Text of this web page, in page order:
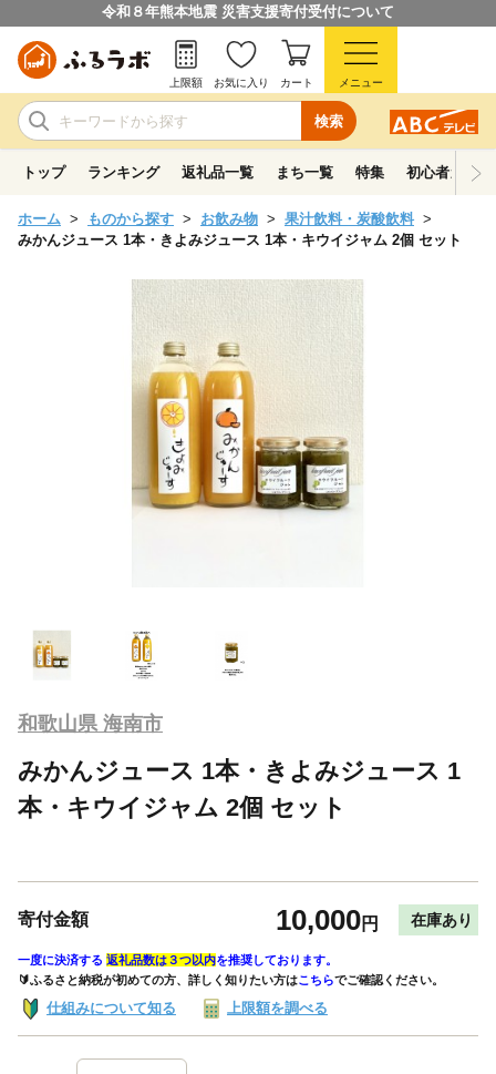
令和８年熊本地震 災害支援寄付受付について
検索
上限額 お気に入り カート メニュー
トップ ランキング 返礼品一覧 まち一覧 特集 初心者ガイド
ホーム ものから探す お飲み物
果汁飲料・炭酸飲料
みかんジュース 1本・きよみジュース 1本・キウイジャム 2個 セット
和歌山県 海南市
みかんジュース 1本・きよみジュース 1
本・キウイジャム 2個 セット
寄付金額 10,000円 在庫あり
一度に決済する 返礼品数は３つ以内を推奨しております。
🔰ふるさと納税が初めての方、詳しく知りたい方はこちらでご確認ください。
仕組みについて知る 上限額を調べる